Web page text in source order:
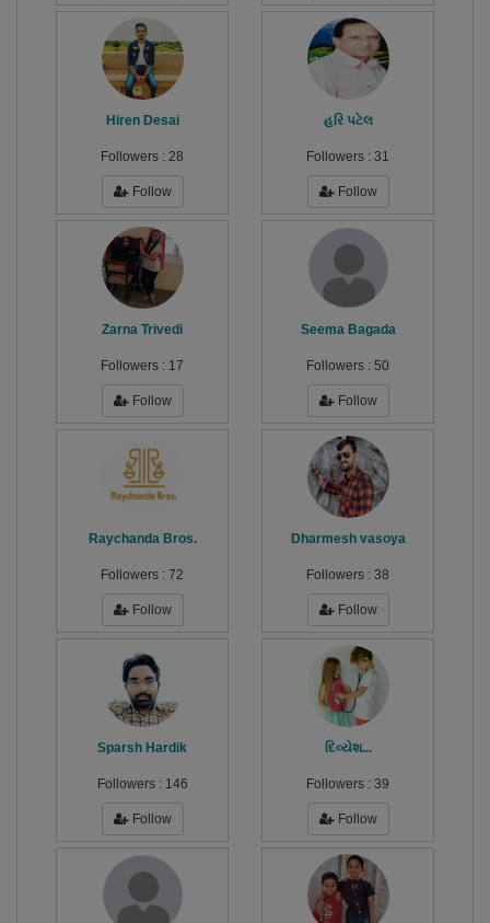
Hiren Desai
Followers : 28
Follow
હરિ પટેલ
Followers : 31
Follow
Zarna Trivedi
Followers : 17
Follow
Seema Bagada
Followers : 50
Follow
Raychanda Bros.
Followers : 72
Follow
Dharmesh vasoya
Followers : 38
Follow
Sparsh Hardik
Followers : 146
Follow
દિવ્યેશ...
Followers : 39
Follow